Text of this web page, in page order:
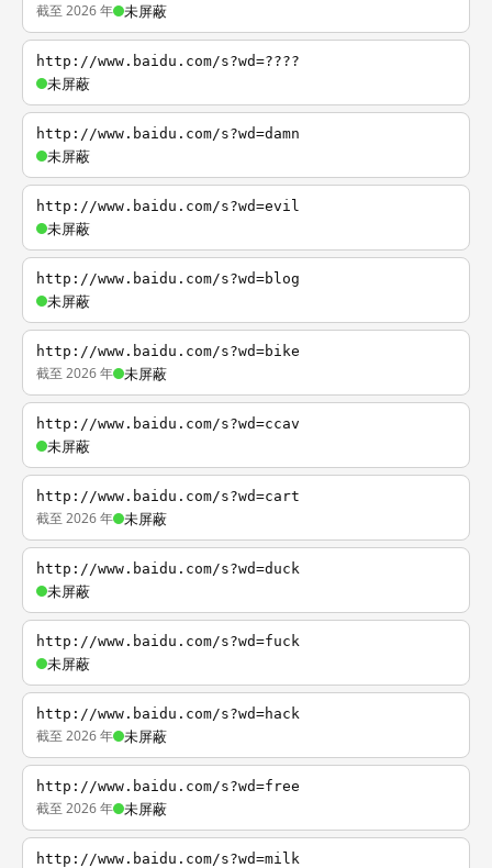
截至 2026 年 未屏蔽
http://www.baidu.com/s?wd=????
未屏蔽
http://www.baidu.com/s?wd=damn
未屏蔽
http://www.baidu.com/s?wd=evil
未屏蔽
http://www.baidu.com/s?wd=blog
未屏蔽
http://www.baidu.com/s?wd=bike
截至 2026 年 未屏蔽
http://www.baidu.com/s?wd=ccav
未屏蔽
http://www.baidu.com/s?wd=cart
截至 2026 年 未屏蔽
http://www.baidu.com/s?wd=duck
未屏蔽
http://www.baidu.com/s?wd=fuck
未屏蔽
http://www.baidu.com/s?wd=hack
截至 2026 年 未屏蔽
http://www.baidu.com/s?wd=free
截至 2026 年 未屏蔽
http://www.baidu.com/s?wd=milk